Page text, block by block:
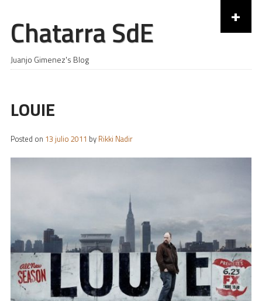
Chatarra SdE
Juanjo Gimenez's Blog
+
Skip to content
LOUIE
Posted on 13 julio 2011 by Rikki Nadir